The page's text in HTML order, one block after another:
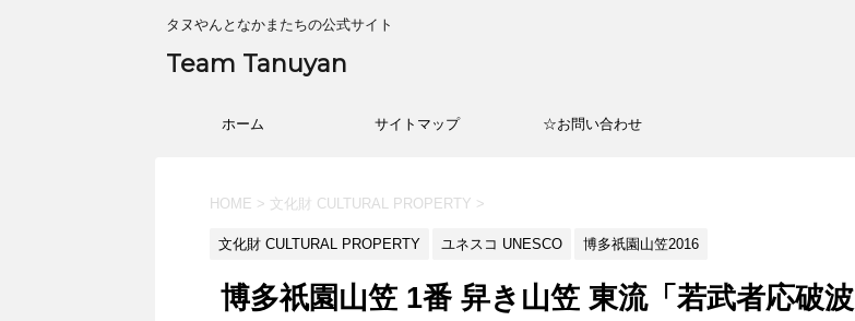
タヌやんとなかまたちの公式サイト
Team Tanuyan
ホーム サイトマップ ☆お問い合わせ
HOME > 文化財 CULTURAL PROPERTY >
文化財 CULTURAL PROPERTY ユネスコ UNESCO 博多祇園山笠2016
博多祇園山笠 1番 舁き山笠 東流「若武者応破波